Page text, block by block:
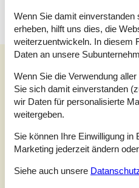
Externe
Unsere Gästebewertungen
4,0
Wenn Sie damit
erheben, hilft uns dies, die
weiterzuentwickeln. In diesem
Daten an unsere
Wenn Sie die Verwendung
Sie sich damit einverstanden
wir Daten für personalisierte
weitergeben.
Sie können Ihre Einwilligung in
Marketing jederzeit ändern
Siehe auch unsere